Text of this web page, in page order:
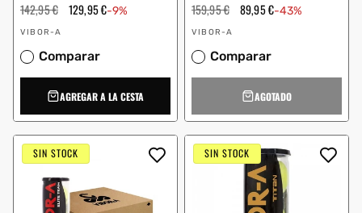
Precio
habitual
142,95 € Precio
129,95 €-9%
Proveedor:
VIBOR-A
Comparar
AGREGAR A LA CESTA
Precio
habitual
159,95 € Precio
de
89,95 €-43%
Proveedor:
VIBOR-A
Comparar
AGOTADO
SIN STOCK SIN STOCK